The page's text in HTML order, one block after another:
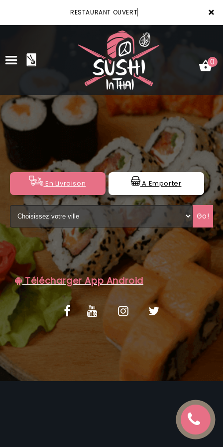
×
RESTAURANT OUVERT
ACCUEIL
VOTRE COMPTE
NOTRE RESTAURANT
VOS AVIS
MENTIONS LÉGALES
C.G.V
0
En Livraison A Emporter
Go!
Télécharger App Android